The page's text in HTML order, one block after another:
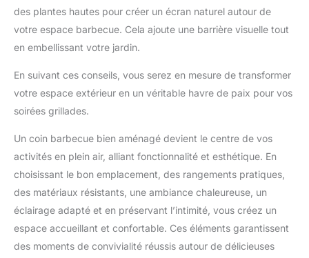
des plantes hautes pour créer un écran naturel autour de
votre espace barbecue. Cela ajoute une barrière visuelle tout
en embellissant votre jardin.
En suivant ces conseils, vous serez en mesure de transformer
votre espace extérieur en un véritable havre de paix pour vos
soirées grillades.
Un coin barbecue bien aménagé devient le centre de vos
activités en plein air, alliant fonctionnalité et esthétique. En
choisissant le bon emplacement, des rangements pratiques,
des matériaux résistants, une ambiance chaleureuse, un
éclairage adapté et en préservant l’intimité, vous créez un
espace accueillant et confortable. Ces éléments garantissent
des moments de convivialité réussis autour de délicieuses